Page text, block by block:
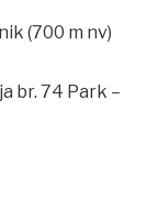
(700 m nv)
br. 74 Park –